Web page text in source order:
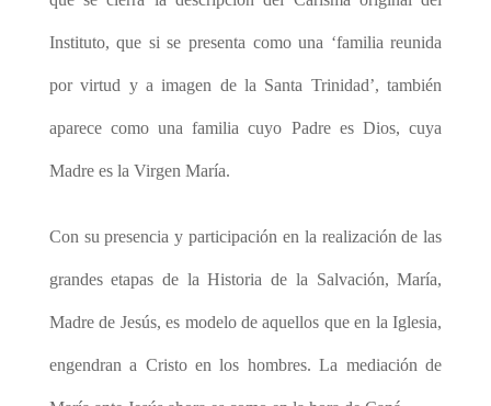
Instituto, que si se presenta como una ‘familia reunida
por virtud y a imagen de la Santa Trinidad’, también
aparece como una familia cuyo Padre es Dios, cuya
Madre es la Virgen María.
Con su presencia y participación en la realización de las
grandes etapas de la Historia de la Salvación, María,
Madre de Jesús, es modelo de aquellos que en la Iglesia,
engendran a Cristo en los hombres. La mediación de